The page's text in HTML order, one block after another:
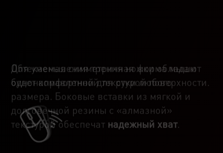
Для уменьшения трения ножки обладают
однонаправленной текстурой поверхности.
Обтекаемая симметричная форма мыши
будет комфортной для руки любого
размера. Боковые вставки из мягкой и
долговечной резины с «алмазной»
текстурой обеспечат надежный хват.